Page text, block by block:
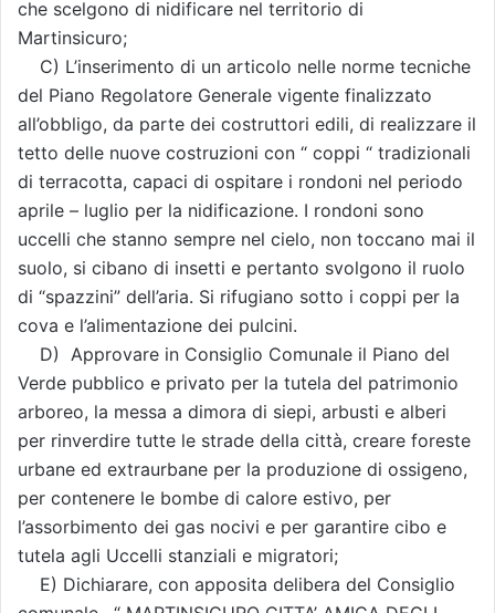
che scelgono di nidificare nel territorio di
Martinsicuro;
C) L’inserimento di un articolo nelle norme tecniche
del Piano Regolatore Generale vigente finalizzato
all’obbligo, da parte dei costruttori edili, di realizzare il
tetto delle nuove costruzioni con “ coppi “ tradizionali
di terracotta, capaci di ospitare i rondoni nel periodo
aprile – luglio per la nidificazione. I rondoni sono
uccelli che stanno sempre nel cielo, non toccano mai il
suolo, si cibano di insetti e pertanto svolgono il ruolo
di “spazzini” dell’aria. Si rifugiano sotto i coppi per la
cova e l’alimentazione dei pulcini.
D) Approvare in Consiglio Comunale il Piano del
Verde pubblico e privato per la tutela del patrimonio
arboreo, la messa a dimora di siepi, arbusti e alberi
per rinverdire tutte le strade della città, creare foreste
urbane ed extraurbane per la produzione di ossigeno,
per contenere le bombe di calore estivo, per
l’assorbimento dei gas nocivi e per garantire cibo e
tutela agli Uccelli stanziali e migratori;
E) Dichiarare, con apposita delibera del Consiglio